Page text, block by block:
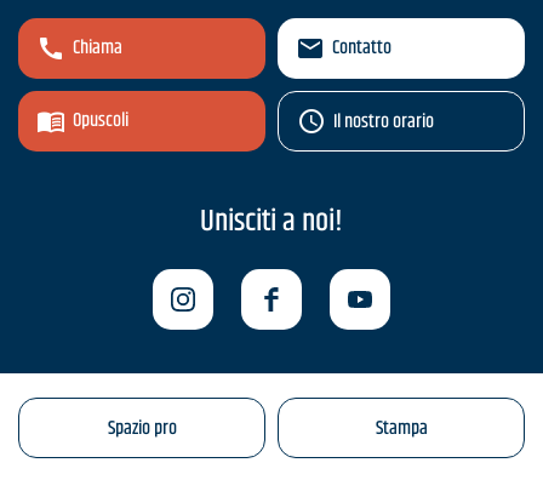
Chiama
Opuscoli
Contatto
Il nostro orario
Unisciti a noi!
Spazio pro Stampa